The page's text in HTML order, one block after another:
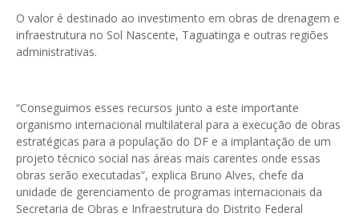
O valor é destinado ao investimento em obras de drenagem e
infraestrutura no Sol Nascente, Taguatinga e outras regiões
administrativas.
“Conseguimos esses recursos junto a este importante
organismo internacional multilateral para a execução de obras
estratégicas para a população do DF e a implantação de um
projeto técnico social nas áreas mais carentes onde essas
obras serão executadas”, explica Bruno Alves, chefe da
unidade de gerenciamento de programas internacionais da
Secretaria de Obras e Infraestrutura do Distrito Federal